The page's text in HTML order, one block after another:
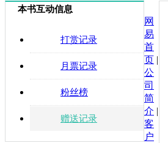
本书互动信息
打赏记录
月票记录
粉丝榜
赠送记录
网
易
首
页 |
公
司
简
介 |
客
户